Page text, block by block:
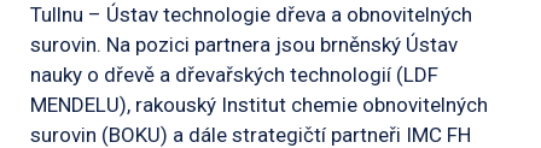
Tullnu – Ústav technologie dřeva a obnovitelných
surovin. Na pozici partnera jsou brněnský Ústav
nauky o dřevě a dřevařských technologií (LDF
MENDELU), rakouský Institut chemie obnovitelných
surovin (BOKU) a dále strategičtí partneři IMC FH